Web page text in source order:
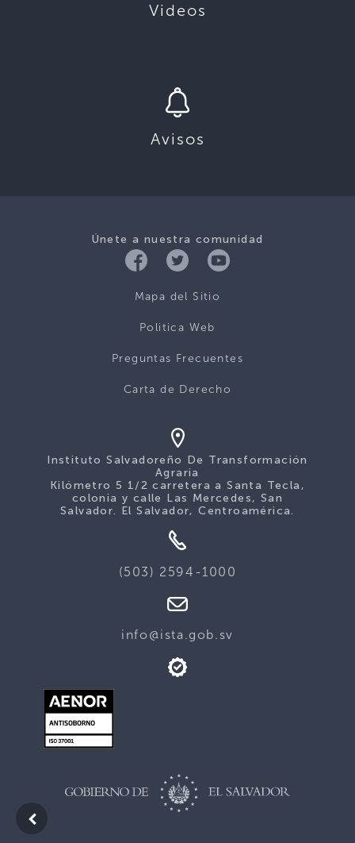
Videos
Avisos
Únete a nuestra comunidad
Mapa del Sitio
Politica Web
Preguntas Frecuentes
Carta de Derecho
Instituto Salvadoreño De Transformación
Agraria
Kilómetro 5 1/2 carretera a Santa Tecla,
colonia y calle Las Mercedes, San
Salvador. El Salvador, Centroamérica.
(503) 2594-1000
info@ista.gob.sv